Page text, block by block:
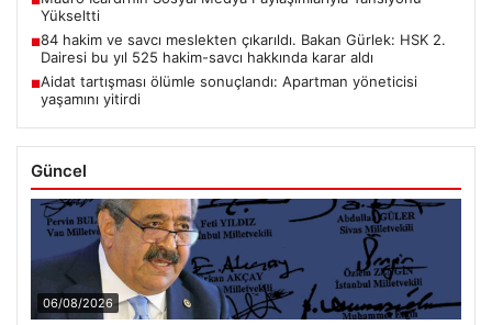
Yükseltti
■84 hakim ve savcı meslekten çıkarıldı. Bakan Gürlek: HSK 2.
Dairesi bu yıl 525 hakim-savcı hakkında karar aldı
■Aidat tartışması ölümle sonuçlandı: Apartman yöneticisi
yaşamını yitirdi
Güncel
06/08/2026